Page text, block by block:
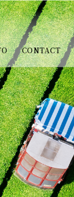
CONTACT